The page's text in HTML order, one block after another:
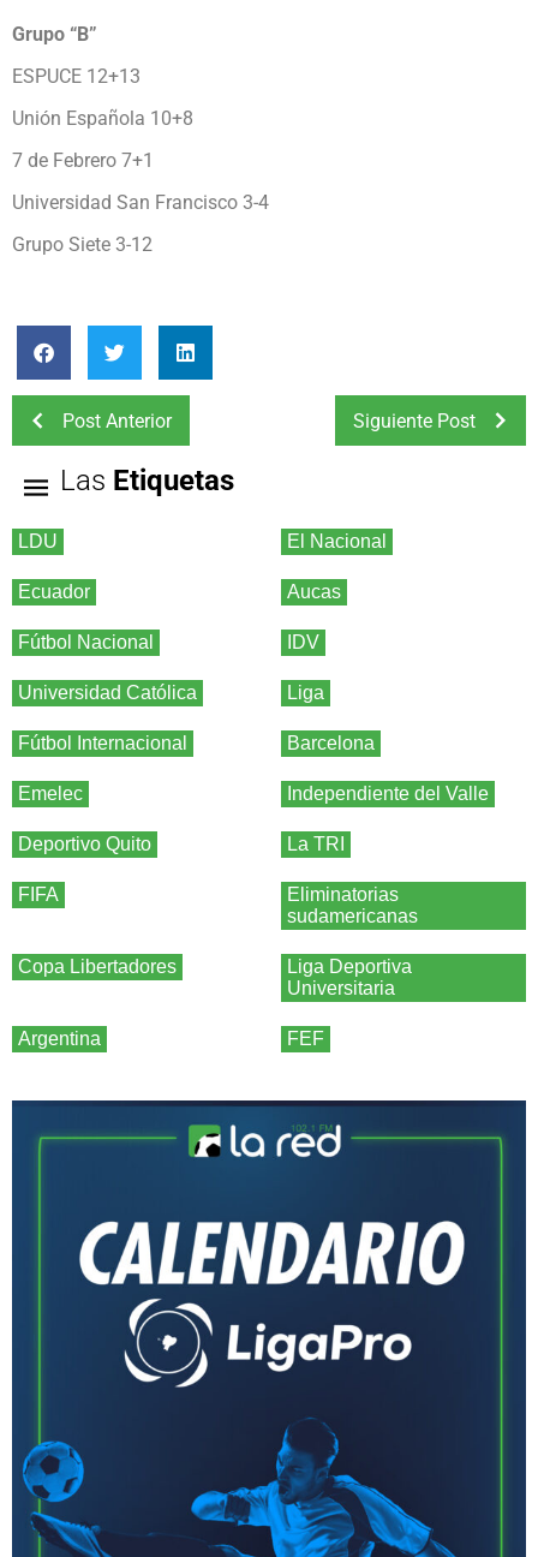
Grupo “B”
ESPUCE 12+13
Unión Española 10+8
7 de Febrero 7+1
Universidad San Francisco 3-4
Grupo Siete 3-12
Post Anterior Siguiente Post
Las Etiquetas
LDU El Nacional
Ecuador Aucas
Fútbol Nacional IDV
Universidad Católica Liga
Fútbol Internacional Barcelona
Emelec Independiente del Valle
Deportivo Quito La TRI
FIFA
Eliminatorias
sudamericanas
Copa Libertadores
Liga Deportiva
Universitaria
Argentina FEF